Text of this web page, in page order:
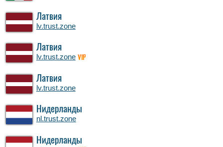
Латвия
lv.trust.zone
Латвия
lv.trust.zone VIP
Латвия
lv.trust.zone
Нидерланды
nl.trust.zone
Нидерланды